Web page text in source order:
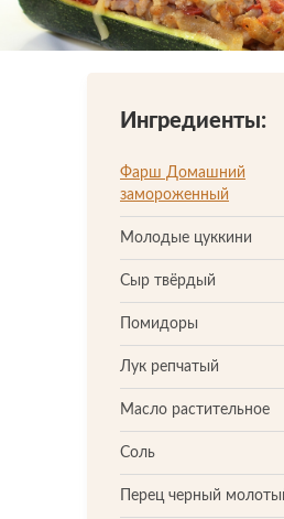
Что-то
Сметана
Ингредиенты:
Фарш Домашний
замороженный
Молодые цуккини
Сыр твёрдый
Помидоры
Лук репчатый
Масло растительное
Соль
Перец черный